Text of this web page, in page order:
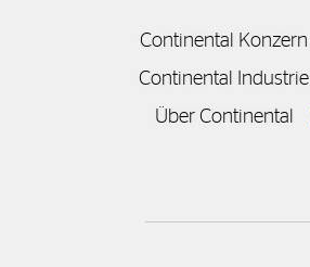
Continental Konzern
Continental Industrie
Über Continental